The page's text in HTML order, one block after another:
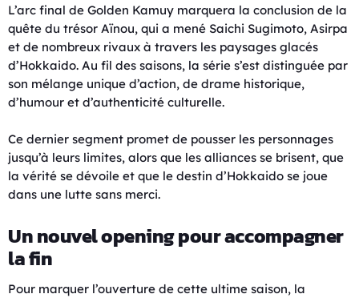
L’arc final de Golden Kamuy marquera la conclusion de la
quête du trésor Aïnou, qui a mené Saichi Sugimoto, Asirpa
et de nombreux rivaux à travers les paysages glacés
d’Hokkaido. Au fil des saisons, la série s’est distinguée par
son mélange unique d’action, de drame historique,
d’humour et d’authenticité culturelle.
Ce dernier segment promet de pousser les personnages
jusqu’à leurs limites, alors que les alliances se brisent, que
la vérité se dévoile et que le destin d’Hokkaido se joue
dans une lutte sans merci.
Un nouvel opening pour accompagner
la fin
Pour marquer l’ouverture de cette ultime saison, la